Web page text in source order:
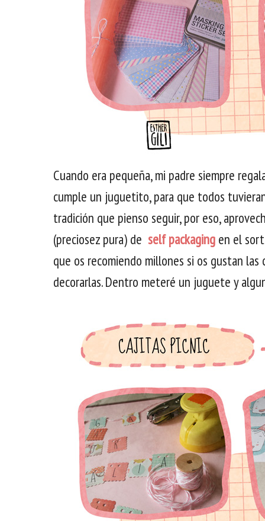
Cuando era pequeña, mi padre siempre
cumple un juguetito, para que todos
tradición que pienso seguir, por eso,
(preciosez pura) de self packaging en el
que os recomiendo millones si os gustan las
decorarlas. Dentro meteré un juguete y